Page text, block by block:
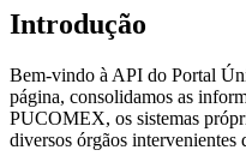
Introdução
Bem-vindo à API do Portal
página, consolidamos as
PUCOMEX, os sistemas
diversos órgãos intervenientes